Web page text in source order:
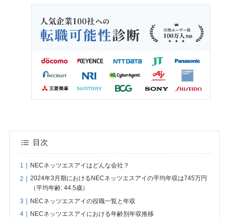
目次
NECネッツエスアイはどんな会社？
2024年3月期におけるNECネッツエスアイの平均年収は745万円
（平均年齢: 44.5歳）
NECネッツエスアイの役職一覧と年収
NECネッツエスアイにおける年齢別年収推移